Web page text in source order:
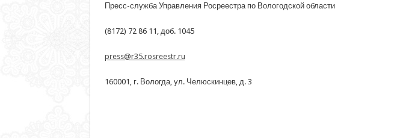
Пресс-служба Управления Росреестра по Вологодской области
(8172) 72 86 11, доб. 1045
press@r35.rosreestr.ru
160001, г. Вологда, ул. Челюскинцев, д. 3